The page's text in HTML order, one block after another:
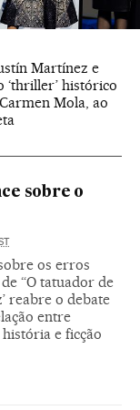
Martínez e
histórico
Mola, ao
sobre o
os erros
“O tatuador de
reabre o debate
entre
e ficção